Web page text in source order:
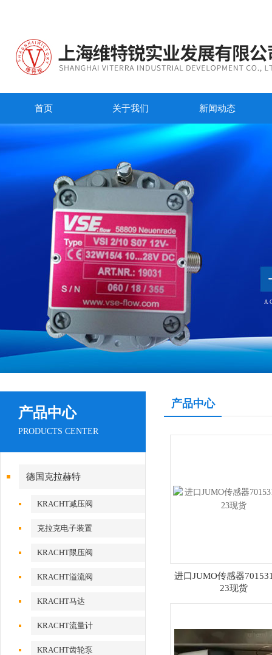
首页 关于我们 新闻动态
产品中心
PRODUCTS CENTER
德国克拉赫特
KRACHT减压阀
克拉克电子装置
KRACHT限压阀
KRACHT溢流阀
KRACHT马达
KRACHT流量计
KRACHT齿轮泵
产品中心
进口JUMO传感器
23现货